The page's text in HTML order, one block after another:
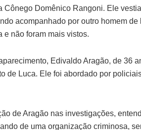
Domênico Rangoni. Ele
acompanhado por outro homem de
e não foram mais vistos.
Edivaldo Aragão, de 36
de Luca. Ele foi abordado por
de Aragão nas investigações,
de uma organização criminosa,